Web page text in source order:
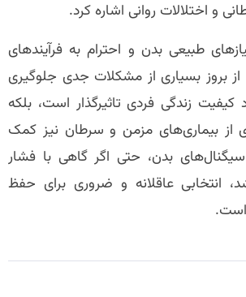
و اختلالات روانی اشاره کرد.
طبیعی بدن و احترام به فرآیندهای
از بروز بسیاری از مشکلات جدی جلوگیری
کیفیت زندگی فردی تاثیرگذار است، بلکه
از بیماری‌های مزمن و سرطان نیز کمک
بدن، حتی اگر گاهی با فشار
انتخابی عاقلانه و ضروری برای حفظ
است.